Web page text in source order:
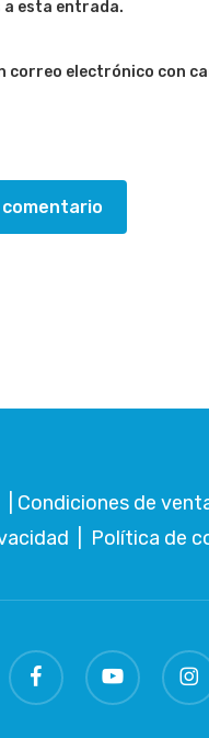
esta entrada.
correo electrónico con
Condiciones de
Política de
facebook youtube